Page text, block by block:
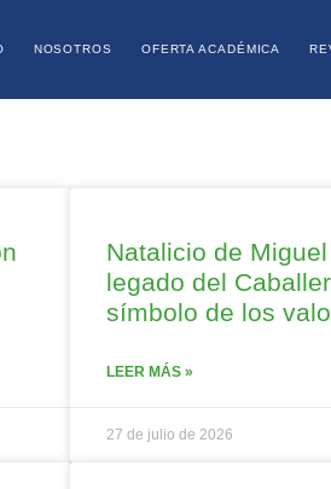
NOSOTROS OFERTA ACADÉMICA
Natalicio de
legado del
símbolo de los
LEER MÁS »
27 de julio de 2026